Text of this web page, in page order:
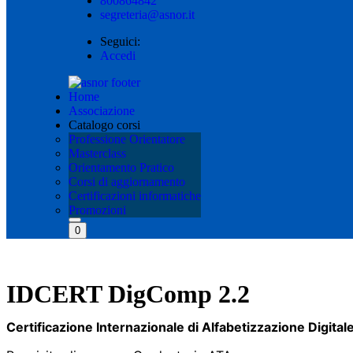
segreteria@asnor.it
Seguici:
Accedi
Home
Associazione
Catalogo corsi
Professione Orientatore
Masterclass
Orientamento Pratico
Corsi di aggiornamento
Certificazioni informatiche
Promozioni
0
IDCERT DigComp 2.2
Certificazione Internazionale di Alfabetizzazione